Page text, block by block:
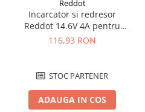
Redresoare auto, moto, barci si
stationare
UPS Calculatoare si Servere
UPS Trifazat
Reddot
Incarcator si redresor
Reddot 14.6V 4A pentru
acumulatori LiFePo4
116,93 RON
STOC PARTENER
ADAUGA IN COS